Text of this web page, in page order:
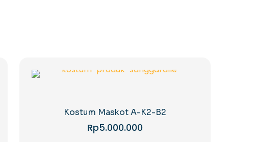
Kostum Maskot A-K2-B2
Rp5.000.000